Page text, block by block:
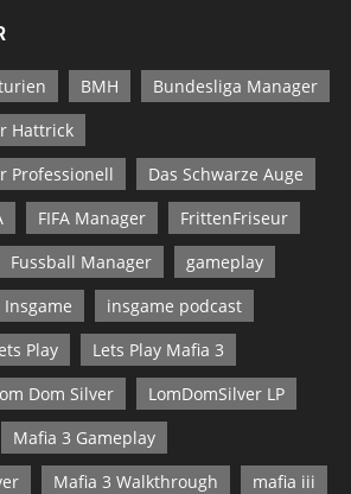
BMH
Bundesliga Manager
Hattrick
Professionell
Das Schwarze Auge
FIFA Manager
FrittenFriseur
Fussball Manager
gameplay
Insgame
insgame podcast
Play
Lets Play Mafia 3
Dom Silver
LomDomSilver LP
Mafia 3 Gameplay
Mafia 3 Walkthrough
mafia iii